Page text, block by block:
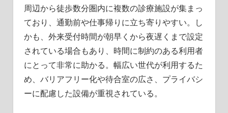
周辺から徒歩数分圏内に複数の診療施設が集まっ
ており、通勤前や仕事帰りに立ち寄りやすい。し
かも、外来受付時間が朝早くから夜遅くまで設定
されている場合もあり、時間に制約のある利用者
にとって非常に助かる。幅広い世代が利用するた
め、バリアフリー化や待合室の広さ、プライバシ
ーに配慮した設備が重視されている。